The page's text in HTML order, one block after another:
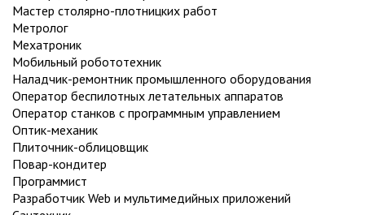
Мастер столярно-плотницких работ
Метролог
Мехатроник
Мобильный робототехник
Наладчик-ремонтник промышленного оборудования
Оператор беспилотных летательных аппаратов
Оператор станков с программным управлением
Оптик-механик
Плиточник-облицовщик
Повар-кондитер
Программист
Разработчик Web и мультимедийных приложений